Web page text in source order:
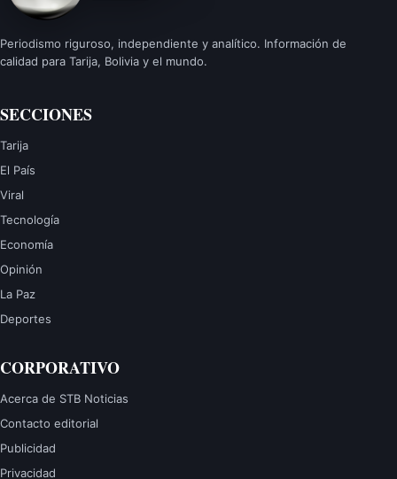
Periodismo riguroso, independiente y analítico. Información de
calidad para Tarija, Bolivia y el mundo.
SECCIONES
Tarija
El País
Viral
Tecnología
Economía
Opinión
La Paz
Deportes
CORPORATIVO
Acerca de STB Noticias
Contacto editorial
Publicidad
Privacidad